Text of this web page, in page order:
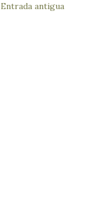
Entrada antigua